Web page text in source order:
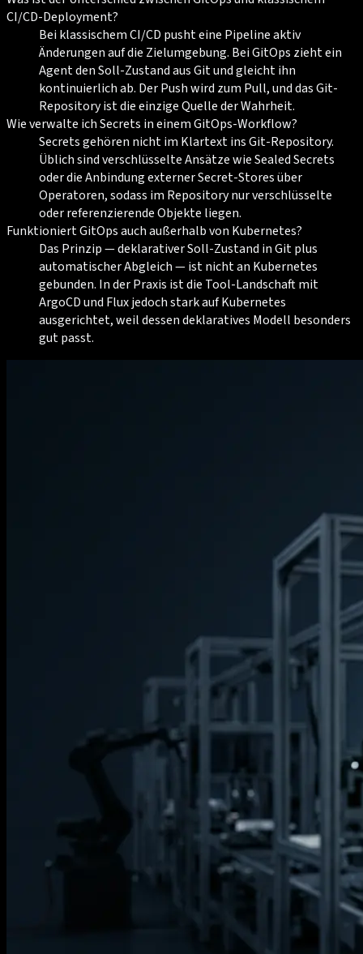
CI/CD-Deployment?
Bei klassischem CI/CD pusht eine Pipeline aktiv
Änderungen auf die Zielumgebung. Bei GitOps zieht ein
Agent den Soll-Zustand aus Git und gleicht ihn
kontinuierlich ab. Der Push wird zum Pull, und das Git-
Repository ist die einzige Quelle der Wahrheit.
Wie verwalte ich Secrets in einem GitOps-Workflow?
Secrets gehören nicht im Klartext ins Git-Repository.
Üblich sind verschlüsselte Ansätze wie Sealed Secrets
oder die Anbindung externer Secret-Stores über
Operatoren, sodass im Repository nur verschlüsselte
oder referenzierende Objekte liegen.
Funktioniert GitOps auch außerhalb von Kubernetes?
Das Prinzip — deklarativer Soll-Zustand in Git plus
automatischer Abgleich — ist nicht an Kubernetes
gebunden. In der Praxis ist die Tool-Landschaft mit
ArgoCD und Flux jedoch stark auf Kubernetes
ausgerichtet, weil dessen deklaratives Modell besonders
gut passt.